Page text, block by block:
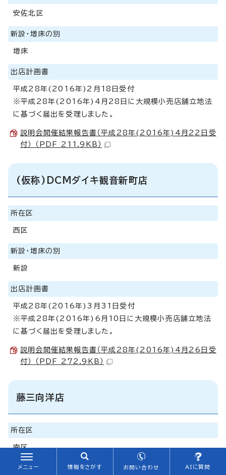
安佐北区
新設・増床の別
増床
出店計画書
平成28年(2016年)2月18日受付
※平成28年(2016年)4月28日に大規模小売店舗立地法
に基づく届出を受理しました。
説明会開催結果報告書（平成28年(2016年)4月22日受
付） （PDF 211.9KB）
(仮称)DCMダイキ観音新町店
所在区
西区
新設・増床の別
新設
出店計画書
平成28年(2016年)3月31日受付
※平成28年(2016年)6月10日に大規模小売店舗立地法
に基づく届出を受理しました。
説明会開催結果報告書（平成28年(2016年)4月26日受
付） （PDF 272.9KB）
藤三向洋店
所在区
南区
新設・増床の別
メニュー 情報をさがす お問い合わせ AIに質問